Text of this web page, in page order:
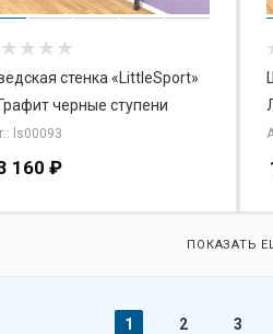
стенка «LittleSport»
черные ступени
ls00093
160 ₽
ПОКАЗАТЬ
1 2 3